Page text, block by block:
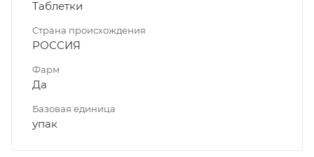
Таблетки
Страна происхождения
РОССИЯ
Фарм
Да
Базовая единица
упак